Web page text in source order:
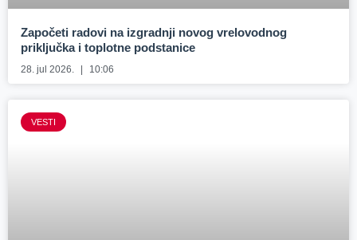
Započeti radovi na izgradnji novog vrelovodnog
priključka i toplotne podstanice
28. jul 2026. 10:06
VESTI